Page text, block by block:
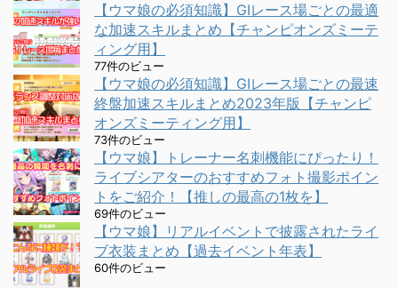
【ウマ娘の必須知識】GⅠレース場ごとの最適
な加速スキルまとめ【チャンピオンズミーテ
ィング用】
77件のビュー
【ウマ娘の必須知識】GⅠレース場ごとの最速
終盤加速スキルまとめ2023年版【チャンピ
オンズミーティング用】
73件のビュー
【ウマ娘】トレーナー名刺機能にぴったり！
ライブシアターのおすすめフォト撮影ポイン
トをご紹介！【推しの最高の1枚を】
69件のビュー
【ウマ娘】リアルイベントで披露されたライ
ブ衣装まとめ【過去イベント年表】
60件のビュー